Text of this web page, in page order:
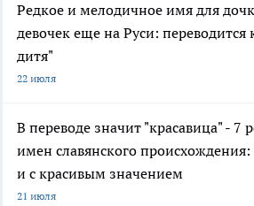
Редкое и мелодичное имя для
девочек еще на Руси: переводится
дитя"
22 июля
В переводе значит "красавица" - 7
имен славянского происхождения:
и с красивым значением
21 июля